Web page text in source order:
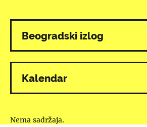
Svi programi
Beogradski izlog
Kalendar
Nema sadržaja.